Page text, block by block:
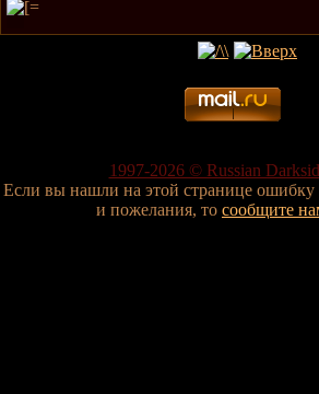
1997-2026 © Russian
Если вы нашли на этой странице ошибку
и пожелания, то сообщите